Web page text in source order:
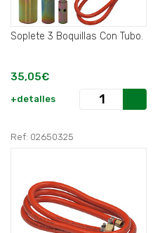
Soplete 3 Boquillas Con Tubo.
35,05€
+detalles
Ref: 02650325